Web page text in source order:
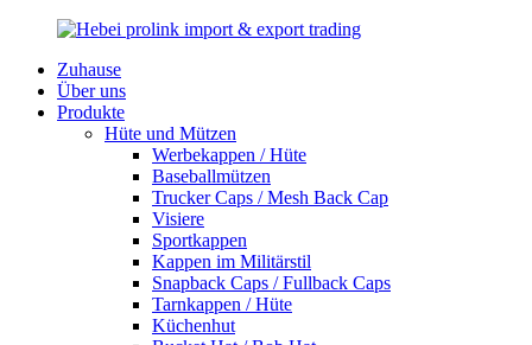
Zuhause
Über uns
Produkte
Hüte und Mützen
Werbekappen / Hüte
Baseballmützen
Trucker Caps / Mesh Back Cap
Visiere
Sportkappen
Kappen im Militärstil
Snapback Caps / Fullback Caps
Tarnkappen / Hüte
Küchenhut